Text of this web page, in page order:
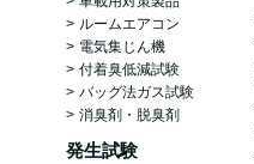
ルームエアコン
電気集じん機
付着臭低減試験
バッグ法ガス試験
消臭剤・脱臭剤
発生試験